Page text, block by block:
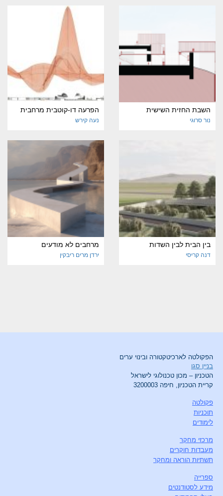
השבת החזית השישית
נור סרוגי
הפרעה דו-קוטבית מרחבית
נעה קירש
בין הבית לבין השדות
דנה קריסי
מרחבים לא מודעים
ירדן מרים ריבקין
הפקולטה לארכיטקטורה ובינוי ערים
בניין סגו
הטכניון – מכון טכנולוגי לישראל
קריית הטכניון, חיפה 3200003
פקולטה
תוכניות
לימודים
מרכזי מחקר
מעבדות חוקרים
תשתיות הוראה ומחקר
ספרייה
מידע לסטודנטים